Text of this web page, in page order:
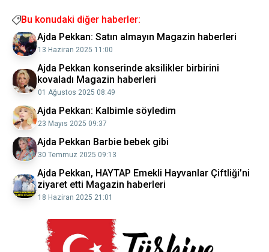
Bu konudaki diğer haberler:
Ajda Pekkan: Satın almayın Magazin haberleri
13 Haziran 2025 11:00
Ajda Pekkan konserinde aksilikler birbirini
kovaladı Magazin haberleri
01 Ağustos 2025 08:49
Ajda Pekkan: Kalbimle söyledim
23 Mayıs 2025 09:37
Ajda Pekkan Barbie bebek gibi
30 Temmuz 2025 09:13
Ajda Pekkan, HAYTAP Emekli Hayvanlar Çiftliği’ni
ziyaret etti Magazin haberleri
18 Haziran 2025 21:01